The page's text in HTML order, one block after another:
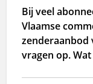
Bij veel
Vlaamse
zenderaanbod
vragen op.